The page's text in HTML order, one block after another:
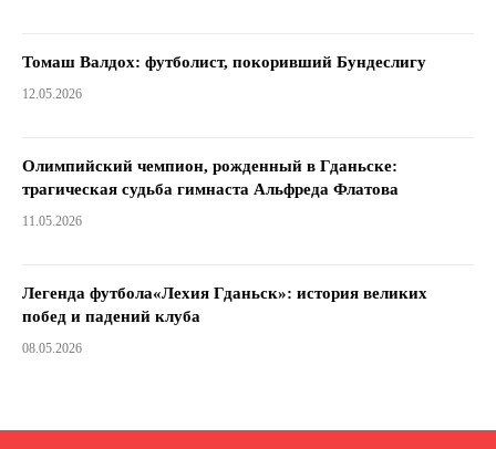
Томаш Валдох: футболист, покоривший Бундеслигу
12.05.2026
Олимпийский чемпион, рожденный в Гданьске:
трагическая судьба гимнаста Альфреда Флатова
11.05.2026
Легенда футбола«Лехия Гданьск»: история великих
побед и падений клуба
08.05.2026